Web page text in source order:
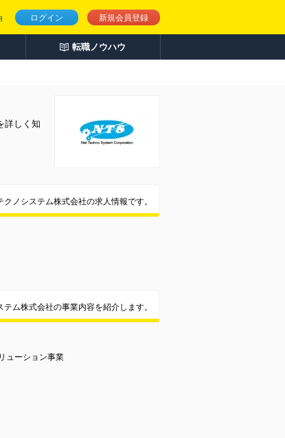
ログイン 新規会員登録
転職ノウハウ
詳しく知
クノシステム株式会社の求人情報です。
テム株式会社の事業内容を紹介します。
ューション事業